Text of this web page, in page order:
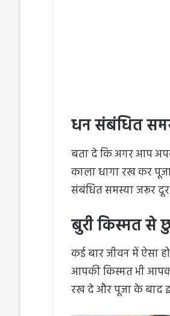
धन संबंधित
बता दे कि अगर आप
काला धागा रख कर
संबंधित समस्या जरूर दूर
बुरी किस्मत से
कई बार जीवन में ऐसा
आपकी किस्मत भी
रख दे और पूजा के बाद